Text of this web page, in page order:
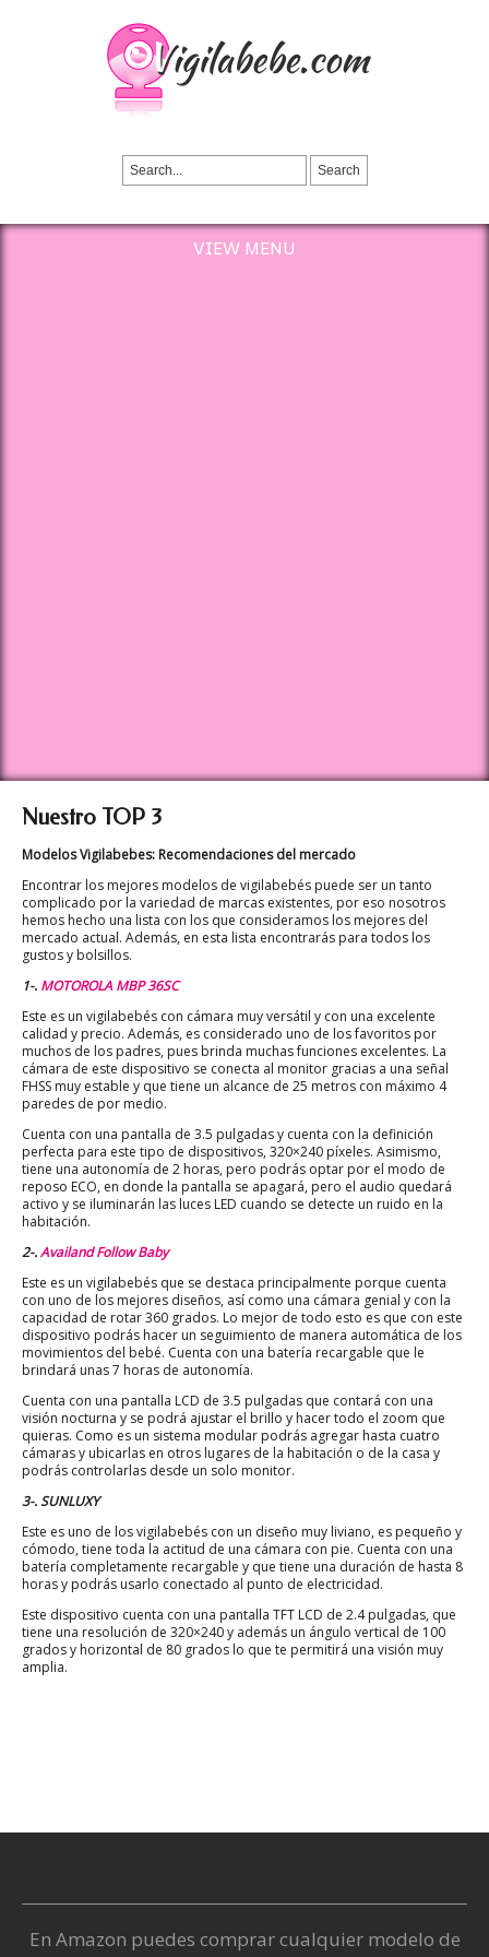
VIEW MENU
Nuestro TOP 3
Modelos Vigilabebes: Recomendaciones del mercado
Encontrar los mejores modelos de vigilabebés puede ser un tanto
complicado por la variedad de marcas existentes, por eso nosotros
hemos hecho una lista con los que consideramos los mejores del
mercado actual. Además, en esta lista encontrarás para todos los
gustos y bolsillos.
1-. MOTOROLA MBP 36SC
Este es un vigilabebés con cámara muy versátil y con una excelente
calidad y precio. Además, es considerado uno de los favoritos por
muchos de los padres, pues brinda muchas funciones excelentes. La
cámara de este dispositivo se conecta al monitor gracias a una señal
FHSS muy estable y que tiene un alcance de 25 metros con máximo 4
paredes de por medio.
Cuenta con una pantalla de 3.5 pulgadas y cuenta con la definición
perfecta para este tipo de dispositivos, 320×240 píxeles. Asimismo,
tiene una autonomía de 2 horas, pero podrás optar por el modo de
reposo ECO, en donde la pantalla se apagará, pero el audio quedará
activo y se iluminarán las luces LED cuando se detecte un ruido en la
habitación.
2-.Availand Follow Baby
Este es un vigilabebés que se destaca principalmente porque cuenta
con uno de los mejores diseños, así como una cámara genial y con la
capacidad de rotar 360 grados. Lo mejor de todo esto es que con este
dispositivo podrás hacer un seguimiento de manera automática de los
movimientos del bebé. Cuenta con una batería recargable que le
brindará unas 7 horas de autonomía.
Cuenta con una pantalla LCD de 3.5 pulgadas que contará con una
visión nocturna y se podrá ajustar el brillo y hacer todo el zoom que
quieras. Como es un sistema modular podrás agregar hasta cuatro
cámaras y ubicarlas en otros lugares de la habitación o de la casa y
podrás controlarlas desde un solo monitor.
3-. SUNLUXY
Este es uno de los vigilabebés con un diseño muy liviano, es pequeño y
cómodo, tiene toda la actitud de una cámara con pie. Cuenta con una
batería completamente recargable y que tiene una duración de hasta 8
horas y podrás usarlo conectado al punto de electricidad.
Este dispositivo cuenta con una pantalla TFT LCD de 2.4 pulgadas, que
tiene una resolución de 320×240 y además un ángulo vertical de 100
grados y horizontal de 80 grados lo que te permitirá una visión muy
amplia.
En Amazon puedes comprar cualquier modelo de